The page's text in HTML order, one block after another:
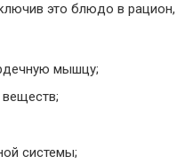
это блюдо в рацион,
мышцу;
системы;